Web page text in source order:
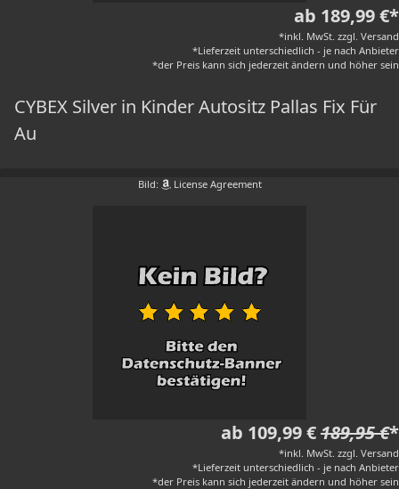
ab 189,99 €*
*inkl. MwSt. zzgl. Versand
*Lieferzeit unterschiedlich - je nach Anbieter
*der Preis kann sich jederzeit ändern und höher sein
CYBEX Silver in Kinder Autositz Pallas Fix Für
Au
Bild: License Agreement
ab 109,99 €189,95 €*
*inkl. MwSt. zzgl. Versand
*Lieferzeit unterschiedlich - je nach Anbieter
*der Preis kann sich jederzeit ändern und höher sein